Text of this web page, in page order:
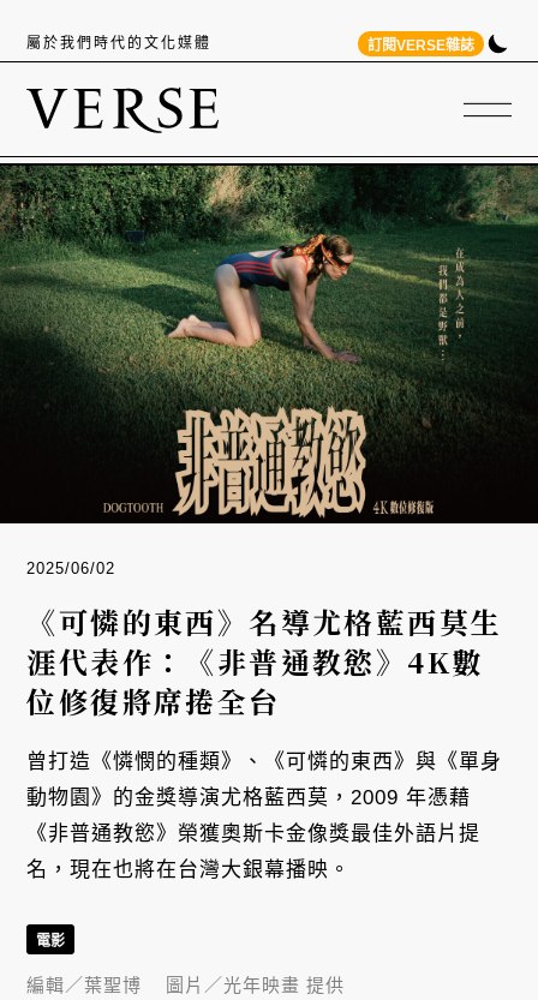
屬於我們時代的文化媒體 訂閱VERSE雜誌
2025/06/02
《可憐的東西》名導尤格藍西莫生
涯代表作：《非普通教慾》4K數
位修復將席捲全台
曾打造《憐憫的種類》、《可憐的東西》與《單身
動物園》的金獎導演尤格藍西莫，2009 年憑藉
《非普通教慾》榮獲奧斯卡金像獎最佳外語片提
名，現在也將在台灣大銀幕播映。
電影
編輯／葉聖博 圖片／光年映畫 提供